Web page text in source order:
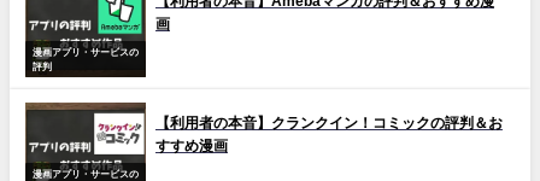
漫画アプリ・サービスの
評判
画
漫画アプリ・サービスの
【利用者の本音】クランクイン！コミックの評判＆お
すすめ漫画